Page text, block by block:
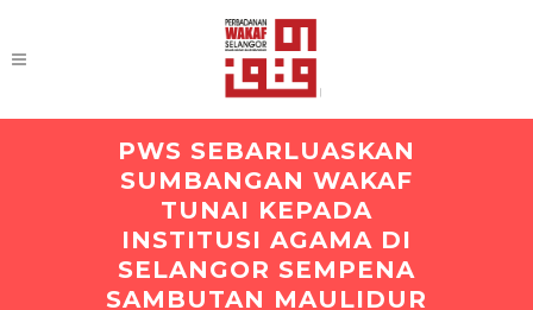
PWS SEBARLUASKAN
SUMBANGAN WAKAF
TUNAI KEPADA
INSTITUSI AGAMA DI
SELANGOR SEMPENA
SAMBUTAN MAULIDUR